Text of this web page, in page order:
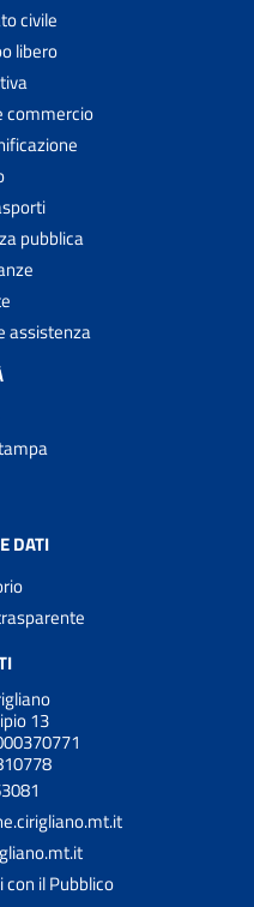
civile
libero
commercio
pubblica
assistenza
DATI
13
con il Pubblico